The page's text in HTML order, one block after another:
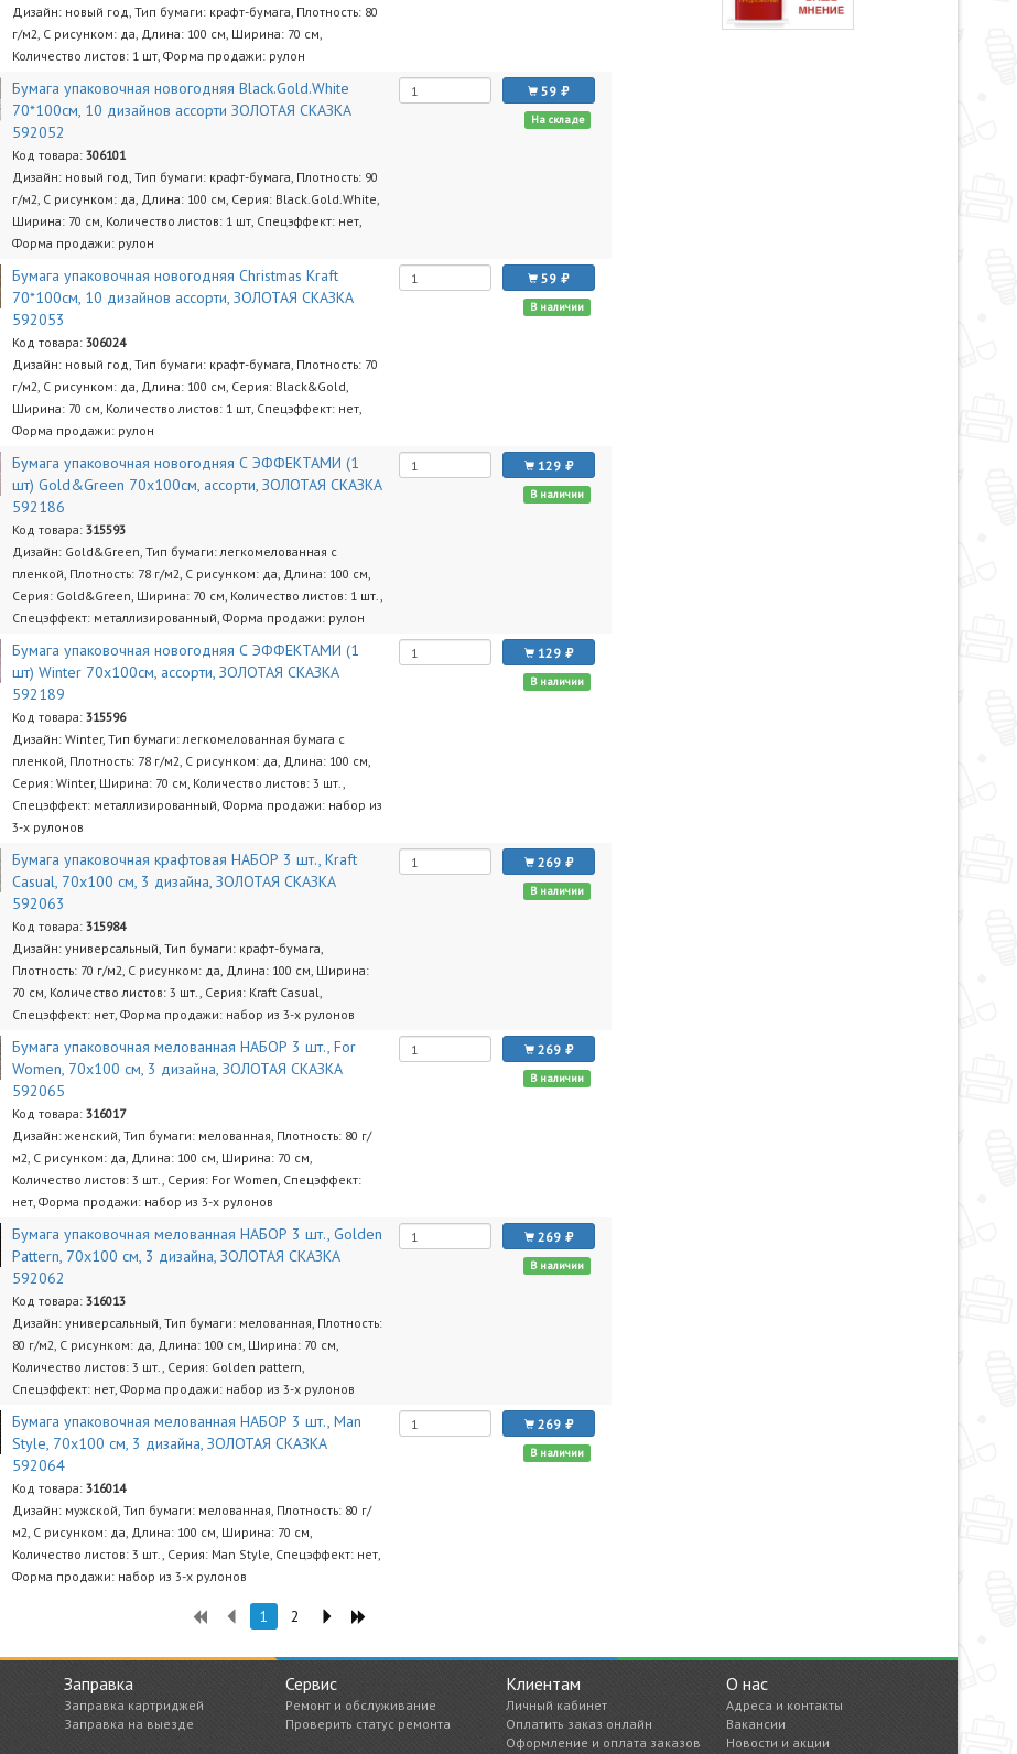
Дизайн: новый год, Тип бумаги: крафт-бумага, Плотность: 80
г/м2, С рисунком: да, Длина: 100 см, Ширина: 70 см,
Количество листов: 1 шт, Форма продажи: рулон
Бумага упаковочная новогодняя Black.Gold.White
70*100см, 10 дизайнов ассорти ЗОЛОТАЯ СКАЗКА
592052
Код товара:306101
Дизайн: новый год, Тип бумаги: крафт-бумага, Плотность: 90
г/м2, С рисунком: да, Длина: 100 см, Серия: Black.Gold.White,
Ширина: 70 см, Количество листов: 1 шт, Спецэффект: нет,
Форма продажи: рулон
59
На складе
Бумага упаковочная новогодняя Christmas Kraft
70*100см, 10 дизайнов ассорти, ЗОЛОТАЯ СКАЗКА
592053
Код товара:306024
Дизайн: новый год, Тип бумаги: крафт-бумага, Плотность: 70
г/м2, С рисунком: да, Длина: 100 см, Серия: Black&Gold,
Ширина: 70 см, Количество листов: 1 шт, Спецэффект: нет,
Форма продажи: рулон
59
В наличии
Бумага упаковочная новогодняя С ЭФФЕКТАМИ (1
шт) Gold&Green 70х100см, ассорти, ЗОЛОТАЯ СКАЗКА
592186
Код товара:315593
Дизайн: Gold&Green, Тип бумаги: легкомелованная с
пленкой, Плотность: 78 г/м2, С рисунком: да, Длина: 100 см,
Серия: Gold&Green, Ширина: 70 см, Количество листов: 1 шт.,
Спецэффект: металлизированный, Форма продажи: рулон
129
В наличии
Бумага упаковочная новогодняя С ЭФФЕКТАМИ (1
шт) Winter 70х100см, ассорти, ЗОЛОТАЯ СКАЗКА
592189
Код товара:315596
Дизайн: Winter, Тип бумаги: легкомелованная бумага с
пленкой, Плотность: 78 г/м2, С рисунком: да, Длина: 100 см,
Серия: Winter, Ширина: 70 см, Количество листов: 3 шт.,
Спецэффект: металлизированный, Форма продажи: набор из
3-х рулонов
129
В наличии
Бумага упаковочная крафтовая НАБОР 3 шт., Kraft
Casual, 70х100 см, 3 дизайна, ЗОЛОТАЯ СКАЗКА
592063
Код товара:315984
Дизайн: универсальный, Тип бумаги: крафт-бумага,
Плотность: 70 г/м2, С рисунком: да, Длина: 100 см, Ширина:
70 см, Количество листов: 3 шт., Серия: Kraft Casual,
Спецэффект: нет, Форма продажи: набор из 3-х рулонов
269
В наличии
Бумага упаковочная мелованная НАБОР 3 шт., For
Women, 70х100 см, 3 дизайна, ЗОЛОТАЯ СКАЗКА
592065
Код товара:316017
Дизайн: женский, Тип бумаги: мелованная, Плотность: 80 г/
м2, С рисунком: да, Длина: 100 см, Ширина: 70 см,
Количество листов: 3 шт., Серия: For Women, Спецэффект:
нет, Форма продажи: набор из 3-х рулонов
269
В наличии
Бумага упаковочная мелованная НАБОР 3 шт., Golden
Pattern, 70х100 см, 3 дизайна, ЗОЛОТАЯ СКАЗКА
592062
Код товара:316013
Дизайн: универсальный, Тип бумаги: мелованная, Плотность:
80 г/м2, С рисунком: да, Длина: 100 см, Ширина: 70 см,
Количество листов: 3 шт., Серия: Golden pattern,
Спецэффект: нет, Форма продажи: набор из 3-х рулонов
269
В наличии
Бумага упаковочная мелованная НАБОР 3 шт., Man
Style, 70х100 см, 3 дизайна, ЗОЛОТАЯ СКАЗКА
592064
Код товара:316014
Дизайн: мужской, Тип бумаги: мелованная, Плотность: 80 г/
м2, С рисунком: да, Длина: 100 см, Ширина: 70 см,
Количество листов: 3 шт., Серия: Man Style, Спецэффект: нет,
Форма продажи: набор из 3-х рулонов
269
В наличии
1 2
Заправка
Заправка картриджей
Заправка на выезде
Сервис
Ремонт и обслуживание
Проверить статус ремонта
Клиентам
Личный кабинет
Оплатить заказ онлайн
Оформление и оплата заказов
О нас
Адреса и контакты
Вакансии
Новости и акции